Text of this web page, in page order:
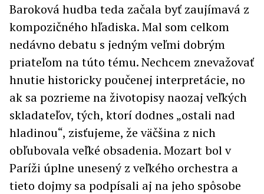
Baroková hudba teda začala byť zaujímavá z
kompozičného hľadiska. Mal som celkom
nedávno debatu s jedným veľmi dobrým
priateľom na túto tému. Nechcem znevažovať
hnutie historicky poučenej interpretácie, no
ak sa pozrieme na životopisy naozaj veľkých
skladateľov, tých, ktorí dodnes „ostali nad
hladinou“, zisťujeme, že väčšina z nich
obľubovala veľké obsadenia. Mozart bol v
Paríži úplne unesený z veľkého orchestra a
tieto dojmy sa podpísali aj na jeho spôsobe